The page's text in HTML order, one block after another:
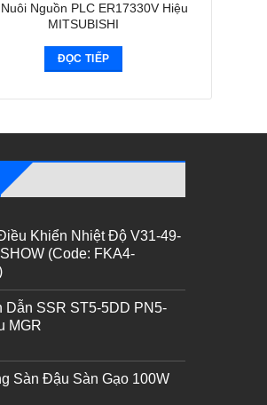
Nguồn PLC ER17330V Hiệu
MITSUBISHI
ĐỌC TIẾP
Khiển Nhiệt Độ V31-49-
(Code: FKA4-
Dẫn SSR ST5-5DD PN5-
MGR
Sàn Đậu Sàn Gạo 100W